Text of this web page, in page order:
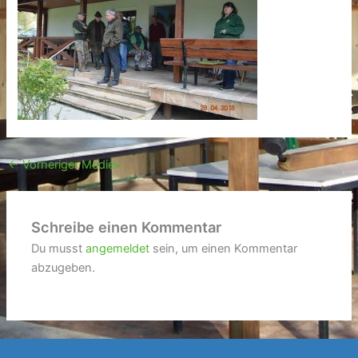
←Vorheriger Medien
Schreibe einen Kommentar
Du musstangemeldet sein, um einen Kommentar
abzugeben.